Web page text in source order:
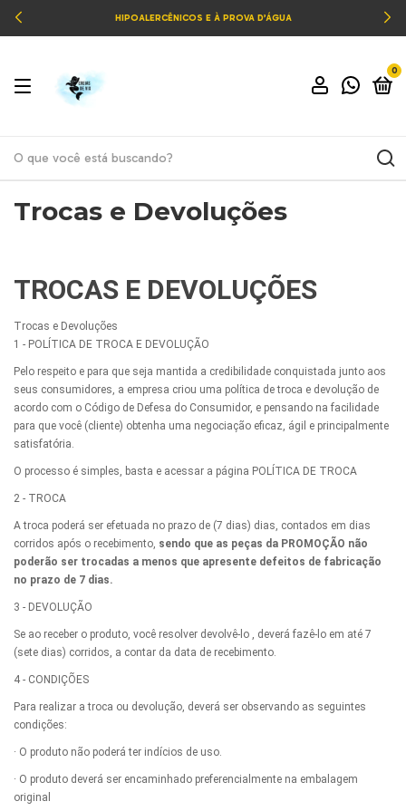
HIPOALERCÊNICOS E À PROVA D’ÁGUA
0
Trocas e Devoluções
TROCAS E DEVOLUÇÕES
Trocas e Devoluções
1 - POLÍTICA DE TROCA E DEVOLUÇÃO
Pelo respeito e para que seja mantida a credibilidade conquistada junto aos
seus consumidores, a empresa criou uma política de troca e devolução de
acordo com o Código de Defesa do Consumidor, e pensando na facilidade
para que você (cliente) obtenha uma negociação eficaz, ágil e principalmente
satisfatória.
O processo é simples, basta e acessar a página POLÍTICA DE TROCA
2 - TROCA
A troca poderá ser efetuada no prazo de (7 dias) dias, contados em dias
corridos após o recebimento, sendo que as peças da PROMOÇÃO não
poderão ser trocadas a menos que apresente defeitos de fabricação
no prazo de 7 dias.
3 - DEVOLUÇÃO
Se ao receber o produto, você resolver devolvê-lo , deverá fazê-lo em até 7
(sete dias) corridos, a contar da data de recebimento.
4 - CONDIÇÕES
Para realizar a troca ou devolução, deverá ser observando as seguintes
condições:
· O produto não poderá ter indícios de uso.
· O produto deverá ser encaminhado preferencialmente na embalagem
original